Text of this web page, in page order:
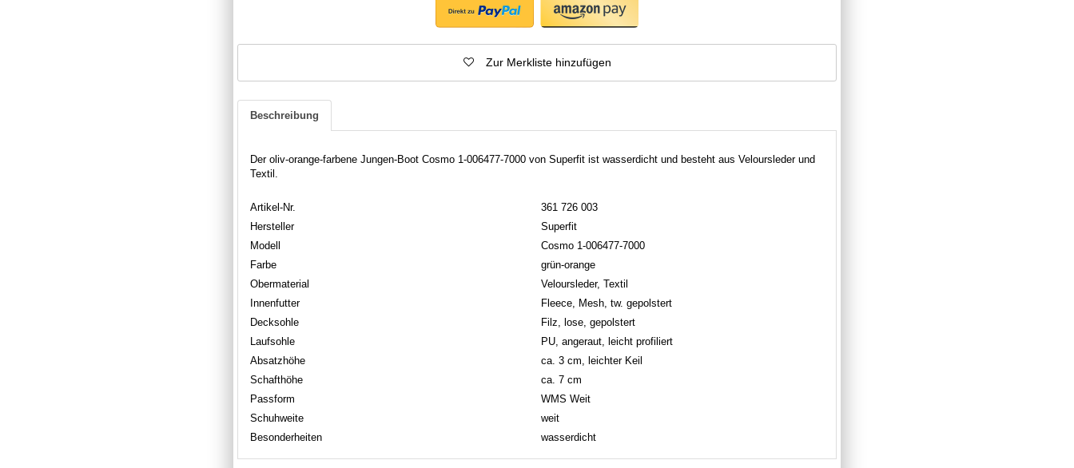
Zur Merkliste hinzufügen
Beschreibung
Der oliv-orange-farbene Jungen-Boot Cosmo 1-006477-7000 von Superfit ist wasserdicht und besteht aus Veloursleder und
Textil.
Artikel-Nr.
361 726 003
Hersteller
Superfit
Modell
Cosmo 1-006477-7000
Farbe
grün-orange
Obermaterial
Veloursleder, Textil
Innenfutter
Fleece, Mesh, tw. gepolstert
Decksohle
Filz, lose, gepolstert
Laufsohle
PU, angeraut, leicht profiliert
Absatzhöhe
ca. 3 cm, leichter Keil
Schafthöhe
ca. 7 cm
Passform
WMS Weit
Schuhweite
weit
Besonderheiten
wasserdicht